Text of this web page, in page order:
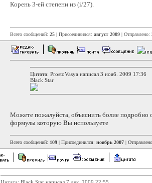
Корень 3-ей степени из (i/27).
Всего сообщений: 25 | Присоединился: август 2009 | Отправлено:
Цитата: ProstoVasya написал 3 нояб. 2009 17:36
Black Star
Можете пожалуйста, объяснить болие подробно
формулы которую Вы используете
Всего сообщений: 109 | Присоединился: ноябрь 2007 |
Цитата: Black Star написал 7 дек. 2009 22:55